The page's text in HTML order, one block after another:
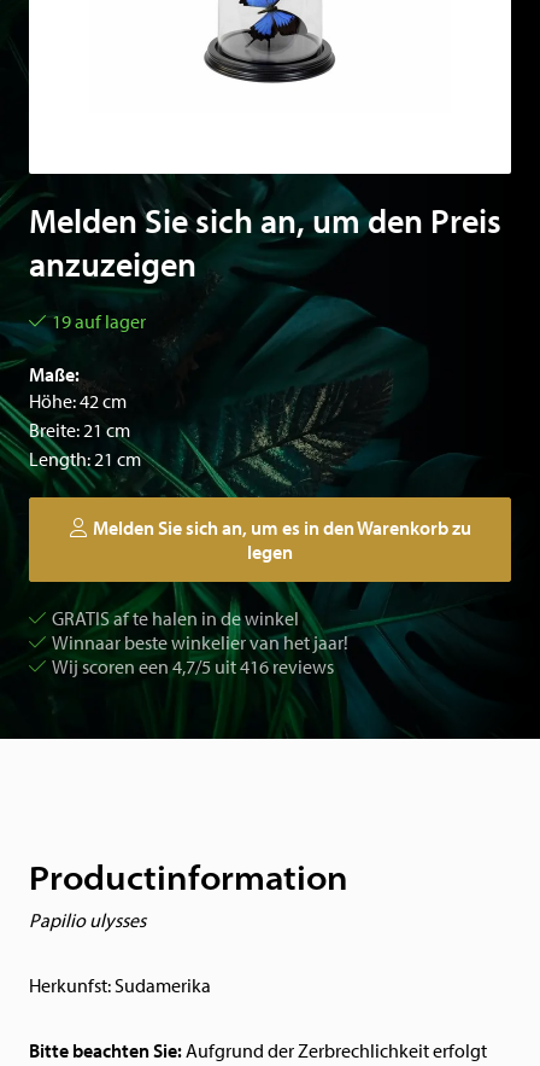
Melden Sie sich an, um den Preis
anzuzeigen
19 auf lager
Maße:
Höhe: 42 cm
Breite: 21 cm
Length: 21 cm
Melden Sie sich an, um es in den Warenkorb zu
legen
GRATIS af te halen in de winkel
Winnaar beste winkelier van het jaar!
Wij scoren een 4,7/5 uit 416 reviews
Productinformation
Papilio ulysses
Herkunfst: Sudamerika
Bitte beachten Sie:Aufgrund der Zerbrechlichkeit erfolgt